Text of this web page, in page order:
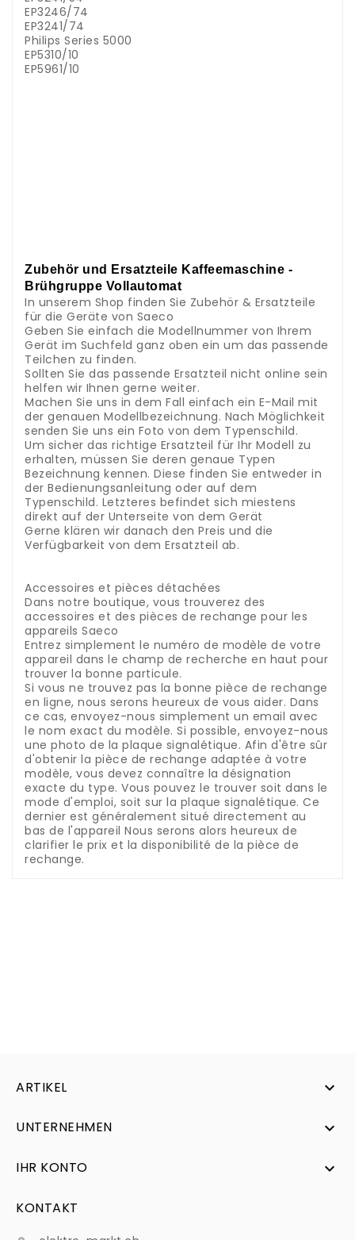
EP3246/74
EP3241/74
Philips Series 5000
EP5310/10
EP5961/10
Zubehör und Ersatzteile Kaffeemaschine -
Brühgruppe Vollautomat
In unserem Shop finden Sie Zubehör & Ersatzteile
für die Geräte von Saeco
Geben Sie einfach die Modellnummer von Ihrem
Gerät im Suchfeld ganz oben ein um das passende
Teilchen zu finden.
Sollten Sie das passende Ersatzteil nicht online sein
helfen wir Ihnen gerne weiter.
Machen Sie uns in dem Fall einfach ein E-Mail mit
der genauen Modellbezeichnung. Nach Möglichkeit
senden Sie uns ein Foto von dem Typenschild.
Um sicher das richtige Ersatzteil für Ihr Modell zu
erhalten, müssen Sie deren genaue Typen
Bezeichnung kennen. Diese finden Sie entweder in
der Bedienungsanleitung oder auf dem
Typenschild. Letzteres befindet sich miestens
direkt auf der Unterseite von dem Gerät
Gerne klären wir danach den Preis und die
Verfügbarkeit von dem Ersatzteil ab.
Accessoires et pièces détachées
Dans notre boutique, vous trouverez des
accessoires et des pièces de rechange pour les
appareils Saeco
Entrez simplement le numéro de modèle de votre
appareil dans le champ de recherche en haut pour
trouver la bonne particule.
Si vous ne trouvez pas la bonne pièce de rechange
en ligne, nous serons heureux de vous aider. Dans
ce cas, envoyez-nous simplement un email avec
le nom exact du modèle. Si possible, envoyez-nous
une photo de la plaque signalétique. Afin d'être sûr
d'obtenir la pièce de rechange adaptée à votre
modèle, vous devez connaître la désignation
exacte du type. Vous pouvez le trouver soit dans le
mode d'emploi, soit sur la plaque signalétique. Ce
dernier est généralement situé directement au
bas de l'appareil Nous serons alors heureux de
clarifier le prix et la disponibilité de la pièce de
rechange.
ARTIKEL 
UNTERNEHMEN 
IHR KONTO 
KONTAKT